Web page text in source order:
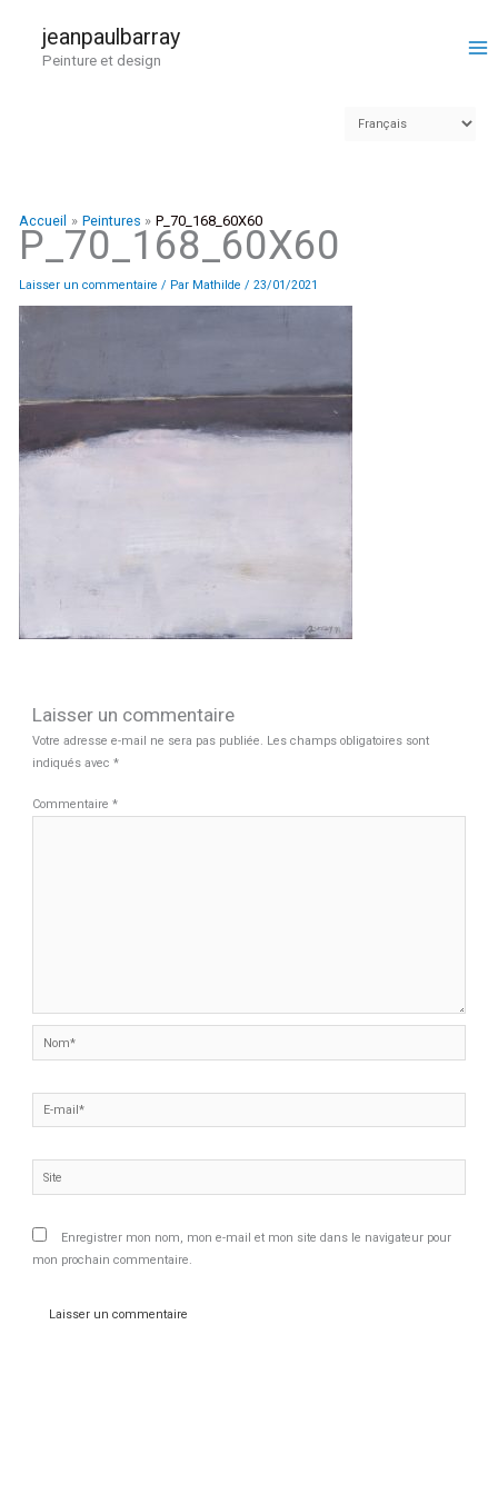
contenu
jeanpaulbarray
Peinture et design
Accueil Peintures P_70_168_60X60
P_70_168_60X60
Laisser un commentaire / Par Mathilde / 23/01/2021
Laisser un commentaire
Votre adresse e-mail ne sera pas publiée. Les champs obligatoires sont
indiqués avec*
Commentaire*
mail*
Enregistrer mon nom, mon e-mail et mon site dans le navigateur pour
mon prochain commentaire.